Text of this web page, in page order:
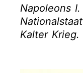
Napoleons
Kalter Krieg.